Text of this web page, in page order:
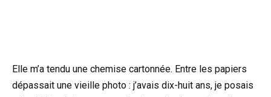
Elle m’a tendu une chemise cartonnée. Entre les papiers
dépassait une vieille photo : j’avais dix-huit ans, je posais